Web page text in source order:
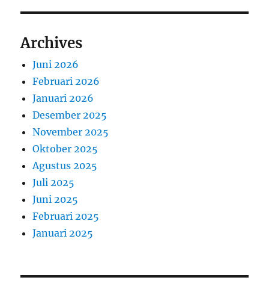
Archives
Juni 2026
Februari 2026
Januari 2026
Desember 2025
November 2025
Oktober 2025
Agustus 2025
Juli 2025
Juni 2025
Februari 2025
Januari 2025